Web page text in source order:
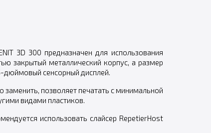
3D 300 предназначен для использования
закрытый металлический корпус, а размер
дюймовый сенсорный дисплей.
позволяет печатать с минимальной
видами пластиков.
использовать слайсер RepetierHost